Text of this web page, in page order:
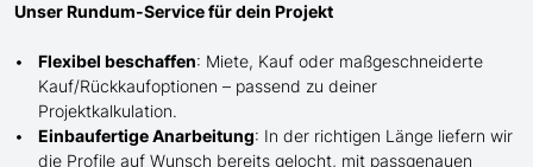
Unser Rundum-Service für dein Projekt
Flexibel beschaffen: Miete, Kauf oder maßgeschneiderte
Kauf/Rückkaufoptionen – passend zu deiner
Projektkalkulation.
Einbaufertige Anarbeitung: In der richtigen Länge liefern wir
die Profile auf Wunsch bereits gelocht, mit passgenauen